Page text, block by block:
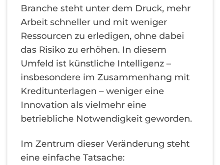
Branche steht unter dem Druck, mehr
Arbeit schneller und mit weniger
Ressourcen zu erledigen, ohne dabei
das Risiko zu erhöhen. In diesem
Umfeld ist künstliche Intelligenz –
insbesondere im Zusammenhang mit
Kreditunterlagen – weniger eine
Innovation als vielmehr eine
betriebliche Notwendigkeit geworden.
Im Zentrum dieser Veränderung steht
eine einfache Tatsache: